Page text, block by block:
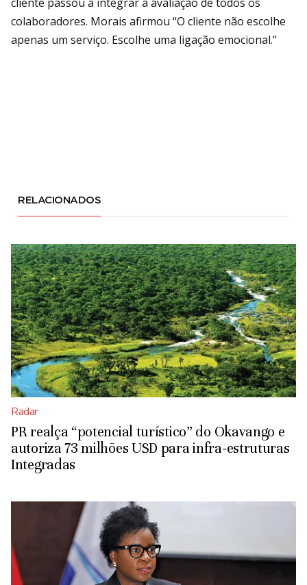
colaboradores. Morais afirmou “O cliente não escolhe
apenas um serviço. Escolhe uma ligação emocional.”
RELACIONADOS
Radar
PR realça “potencial turístico” do Okavango e
autoriza 73 milhões USD para infra-estruturas
Integradas